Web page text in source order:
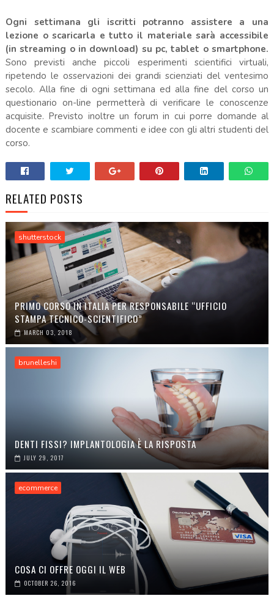
Ogni settimana gli iscritti potranno assistere a una
lezione o scaricarla e tutto il materiale sarà accessibile
(in streaming o in download) su pc, tablet o smartphone.
Sono previsti anche piccoli esperimenti scientifici virtuali,
ripetendo le osservazioni dei grandi scienziati del ventesimo
secolo. Alla fine di ogni settimana ed alla fine del corso un
questionario on-line permetterà di verificare le conoscenze
acquisite. Previsto inoltre un forum in cui porre domande al
docente e scambiare commenti e idee con gli altri studenti del
corso.
RELATED POSTS
shutterstock
PRIMO CORSO IN ITALIA PER RESPONSABILE “UFFICIO
STAMPA TECNICO-SCIENTIFICO”
MARCH 03, 2018
brunelleshi
DENTI FISSI? IMPLANTOLOGIA È LA RISPOSTA
JULY 29, 2017
ecommerce
COSA CI OFFRE OGGI IL WEB
OCTOBER 26, 2016